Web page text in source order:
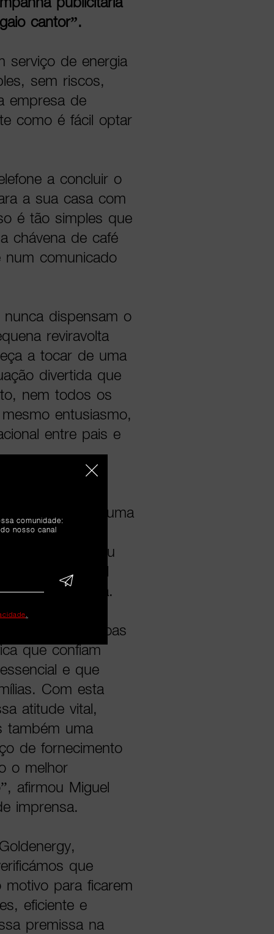
cantor”.
serviço de energia
sem riscos,
empresa de
como é fácil optar
a concluir o
a sua casa com
é tão simples que
chávena de café
num comunicado
dispensam o
reviravolta
a tocar de uma
divertida que
nem todos os
entusiasmo,
entre pais e
música com uma
da
se fiel ao seu
a um nível
refere a nota.
que as pessoas
que confiam
e que
Com esta
atitude vital,
também uma
de fornecimento
o melhor
afirmou Miguel
imprensa.
que
para ficarem
eficiente e
premissa na
comunidade:
nosso canal
.